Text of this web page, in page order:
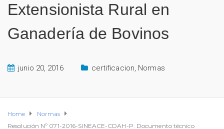
Extensionista Rural en
Ganadería de Bovinos
junio 20, 2016 certificacion, Normas
Home
Normas
Resolución Nº 071-2016-SINEACE-CDAH-P: Documento técnico